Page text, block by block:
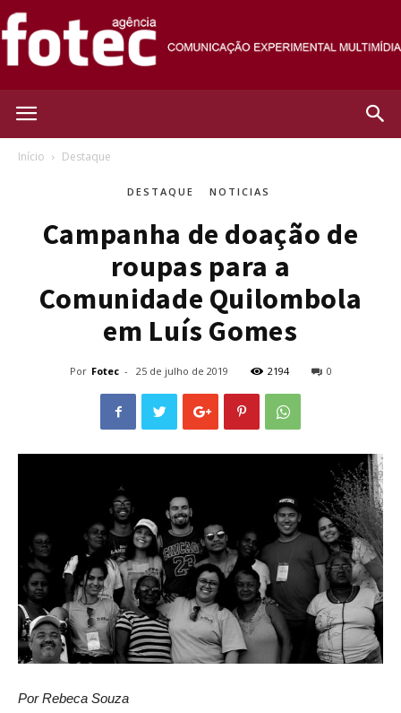
Início Destaque
DESTAQUE NOTICIAS
Campanha de doação de
roupas para a
Comunidade Quilombola
em Luís Gomes
Por Fotec - 25 de julho de 2019 2194 0
Por Rebeca Souza